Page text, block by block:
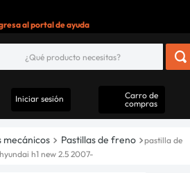
al portal de ayuda
Iniciar sesión
Carro de
compras
mecánicos Pastillas de freno
pastilla de
h1 new 2.5 2007-